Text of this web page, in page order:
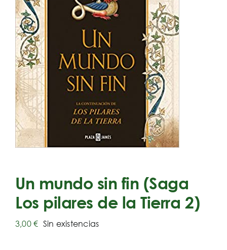
Un mundo sin fin (Saga
Los pilares de la Tierra 2)
3,00€ Sin existencias